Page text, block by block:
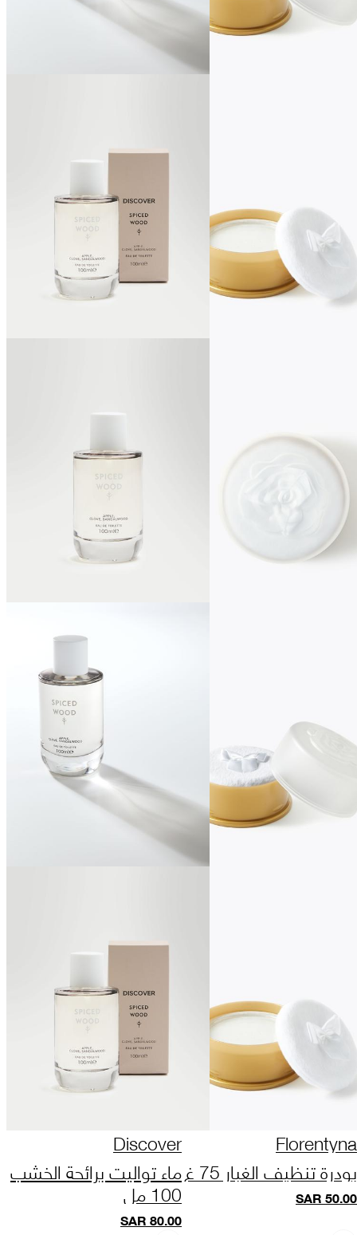
Florentyna
بودرة تنظيف الغبار 75 غ
SAR50.00
Discover
ماء تواليت برائحة الخشب
100 مل
SAR80.00